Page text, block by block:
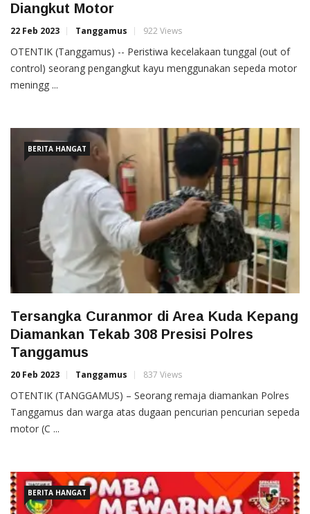
Diangkut Motor
22 Feb 2023 Tanggamus 922 Views
OTENTIK (Tanggamus) -- Peristiwa kecelakaan tunggal (out of
control) seorang pengangkut kayu menggunakan sepeda motor
meningg ...
BERITA HANGAT
Tersangka Curanmor di Area Kuda Kepang
Diamankan Tekab 308 Presisi Polres
Tanggamus
20 Feb 2023 Tanggamus 837 Views
OTENTIK (TANGGAMUS) – Seorang remaja diamankan Polres
Tanggamus dan warga atas dugaan pencurian pencurian sepeda
motor (C ...
BERITA HANGAT